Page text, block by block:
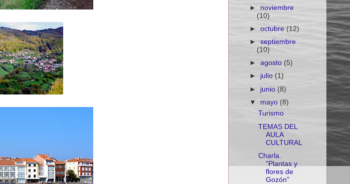
► noviembre
(10)
►octubre(12)
►septiembre
(10)
►agosto(5)
► julio(1)
► junio(8)
▼ mayo (8)
Turismo
TEMAS DEL
AULA
CULTURAL
Charla.
"Plantas y
flores de
Gozón"